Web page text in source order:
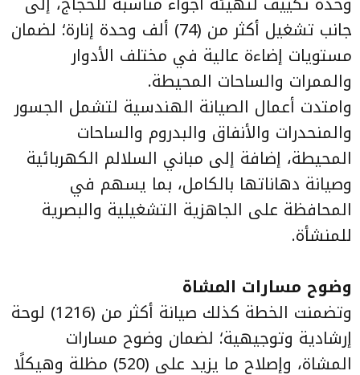
جانب تشغيل أكثر من (74) ألف وحدة إنارة؛ لضمان
مستويات إضاءة عالية في مختلف الأدوار
والممرات والساحات المحيطة.
وامتدت أعمال الصيانة الهندسية لتشمل الجسور
والمنحدرات والأنفاق والبدروم والساحات
المحيطة، إضافة إلى مباني السلالم الكهربائية
وصيانة دهاناتها بالكامل، بما يسهم في
المحافظة على الجاهزية التشغيلية والبصرية
للمنشأة.
وضوح مسارات المشاة
وتضمنت الخطة كذلك صيانة أكثر من (1216) لوحة
إرشادية وتوجيهية؛ لضمان وضوح مسارات
المشاة، وإصلاح ما يزيد على (520) مظلة وهيكلًا